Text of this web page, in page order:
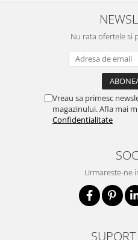
Nu rata ofertele si
Vreau sa primesc
magazinului. Afla mai
Confidentialitate
Urmareste-ne